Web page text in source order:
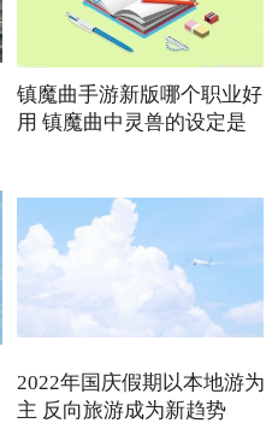
镇魔曲手游新版哪个职业好
用 镇魔曲中灵兽的设定是
2022年国庆假期以本地游为
主 反向旅游成为新趋势